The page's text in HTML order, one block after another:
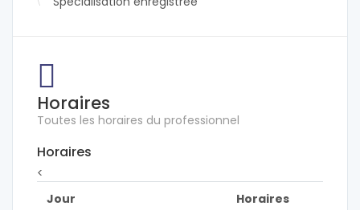
Horaires
Toutes les horaires du professionnel
Horaires
<
Jour
Horaires